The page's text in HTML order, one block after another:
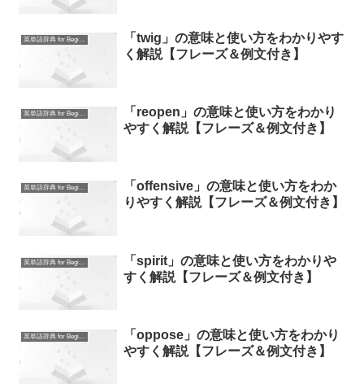
英単語辞典 for Beginners
「twig」の意味と使い方をわかりやす
く解説【フレーズ＆例文付き】
英単語辞典 for Beginners
「reopen」の意味と使い方をわかり
やすく解説【フレーズ＆例文付き】
英単語辞典 for Beginners
「offensive」の意味と使い方をわか
りやすく解説【フレーズ＆例文付き】
英単語辞典 for Beginners
「spirit」の意味と使い方をわかりや
すく解説【フレーズ＆例文付き】
英単語辞典 for Beginners
「oppose」の意味と使い方をわかり
やすく解説【フレーズ＆例文付き】